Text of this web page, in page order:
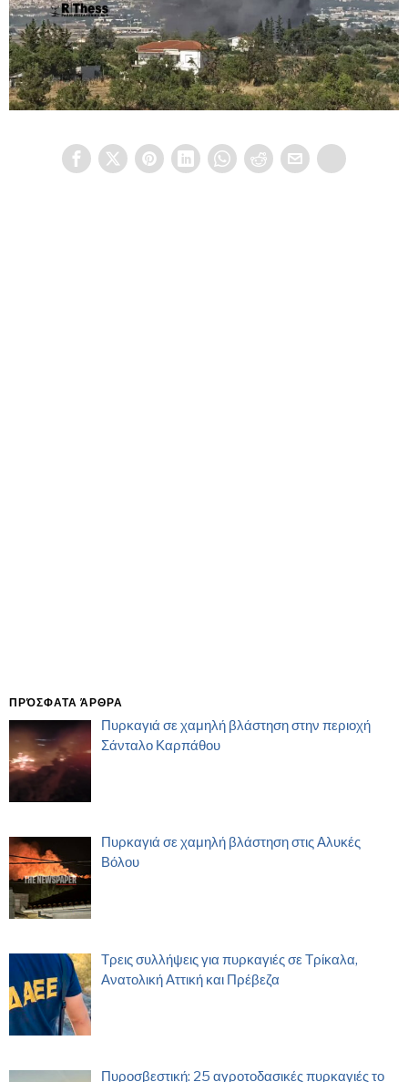
ΠΡΌΣΦΑΤΑ ΆΡΘΡΑ
Πυρκαγιά σε χαμηλή βλάστηση στην περιοχή
Σάνταλο Καρπάθου
Πυρκαγιά σε χαμηλή βλάστηση στις Αλυκές
Βόλου
Τρεις συλλήψεις για πυρκαγιές σε Τρίκαλα,
Ανατολική Αττική και Πρέβεζα
Πυροσβεστική: 25 αγροτοδασικές πυρκαγιές το